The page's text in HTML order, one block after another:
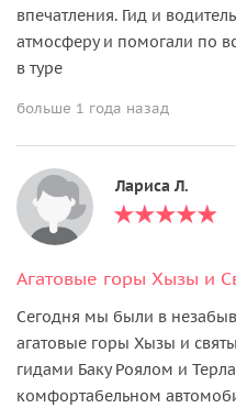
впечатления. Гид и
атмосферу и помогали по
в туре
больше 1 года назад
Лариса Л.
Агатовые горы Хызы и
Сегодня мы были в
агатовые горы Хызы и
гидами Баку Роялом и
комфортабельном